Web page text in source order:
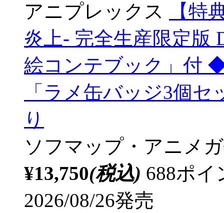
アニプレックス
【特
炎上- 完全生産限定版
絵コンテブック」付
「ラメ缶バッジ3個
り
ソフマップ・アニメ
¥13,750(税込) 688ポ
2026/08/26発売